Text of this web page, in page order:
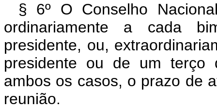
§ 6º O Conselho
ordinariamente a cada
presidente, ou,
presidente ou de um terço
ambos os casos, o prazo de
reunião.